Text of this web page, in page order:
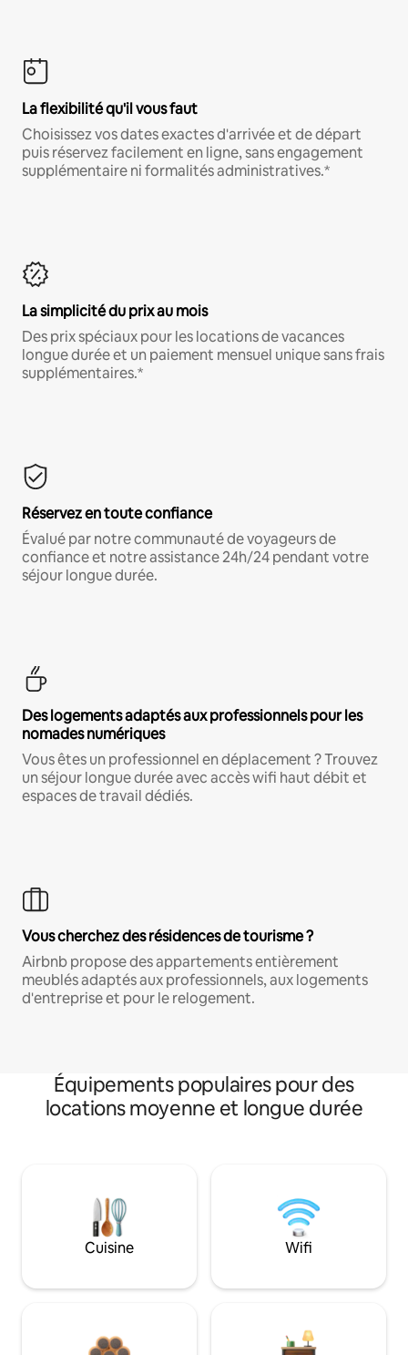
La flexibilité qu'il vous faut
Choisissez vos dates exactes d'arrivée et de départ
puis réservez facilement en ligne, sans engagement
supplémentaire ni formalités administratives.*
La simplicité du prix au mois
Des prix spéciaux pour les locations de vacances
longue durée et un paiement mensuel unique sans frais
supplémentaires.*
Réservez en toute confiance
Évalué par notre communauté de voyageurs de
confiance et notre assistance 24h/24 pendant votre
séjour longue durée.
Des logements adaptés aux professionnels pour les
nomades numériques
Vous êtes un professionnel en déplacement ? Trouvez
un séjour longue durée avec accès wifi haut débit et
espaces de travail dédiés.
Vous cherchez des résidences de tourisme ?
Airbnb propose des appartements entièrement
meublés adaptés aux professionnels, aux logements
d'entreprise et pour le relogement.
Équipements populaires pour des
locations moyenne et longue durée
Cuisine Wifi